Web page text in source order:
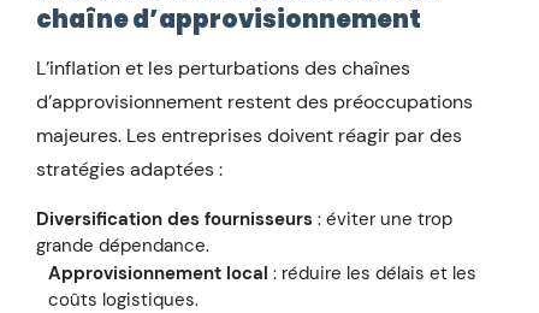
chaîne d’approvisionnement
L’inflation et les perturbations des chaînes
d’approvisionnement restent des préoccupations
majeures. Les entreprises doivent réagir par des
stratégies adaptées :
Diversification des fournisseurs : éviter une trop
grande dépendance.
Approvisionnement local : réduire les délais et les
coûts logistiques.